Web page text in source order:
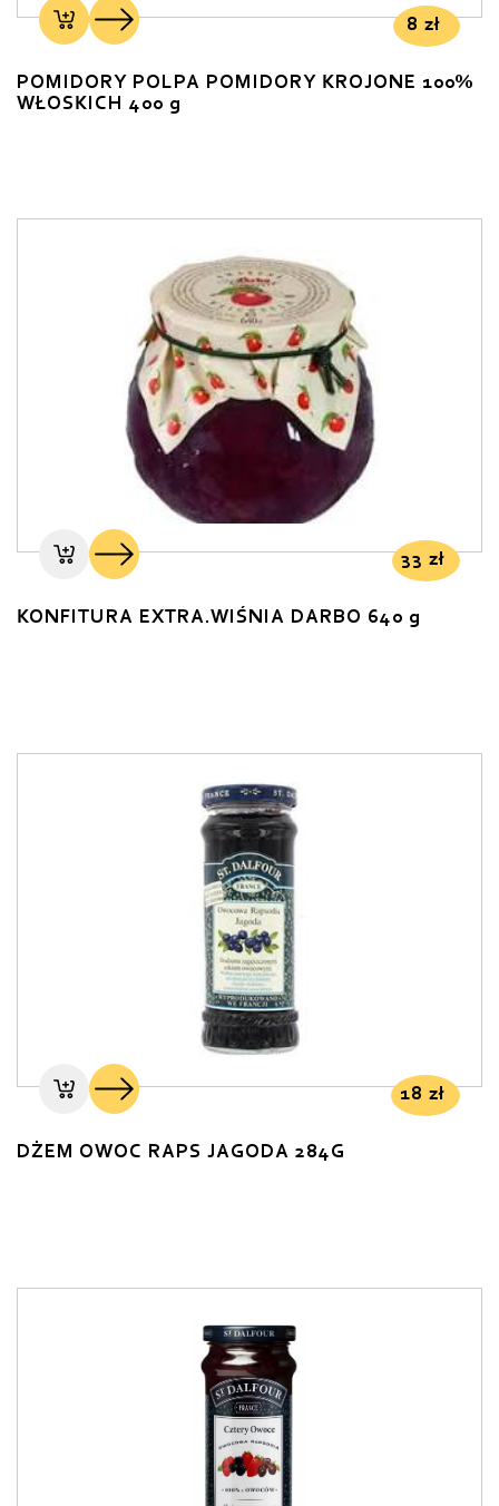
8 zł
POMIDORY POLPA POMIDORY KROJONE 100%
WŁOSKICH 400 g
33 zł
KONFITURA EXTRA.WIŚNIA DARBO 640 g
18 zł
DŻEM OWOC RAPS JAGODA 284G